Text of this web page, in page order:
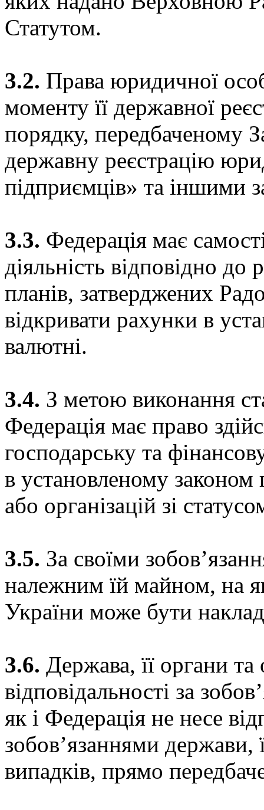
Статутом.
3.2. Права юридичної
моменту її державної
порядку, передбаченому
державну реєстрацію
підприємців» та іншими
3.3. Федерація має
діяльність відповідно
планів, затверджених
відкривати рахунки в
валютні.
3.4. З метою виконання
Федерація має право
господарську та
в установленому законом
або організацій зі
3.5. За своїми
належним їй майном, на
України може бути
3.6. Держава, її органи та
відповідальності за
як і Федерація не несе
зобов’язаннями держави,
випадків, прямо